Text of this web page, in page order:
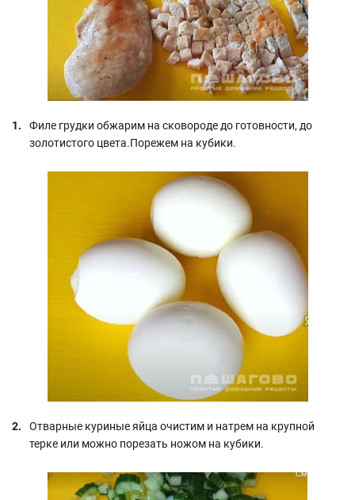
Филе грудки обжарим на сковороде до готовности, до
золотистого цвета.Порежем на кубики.
Отварные куриные яйца очистим и натрем на крупной
терке или можно порезать ножом на кубики.